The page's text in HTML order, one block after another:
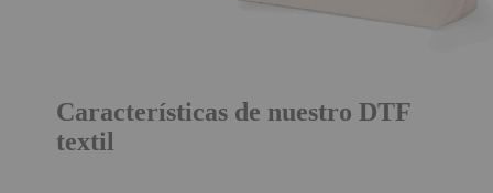
Características de nuestro DTF
textil